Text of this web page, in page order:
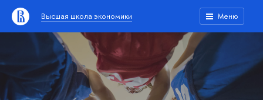
Высшая школа экономики Меню